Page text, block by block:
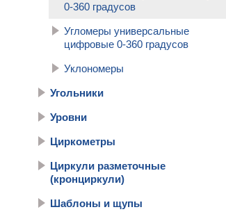
0-360 градусов
Угломеры универсальные
цифровые 0-360 градусов
Уклономеры
Угольники
Уровни
Циркометры
Циркули разметочные
(кронциркули)
Шаблоны и щупы